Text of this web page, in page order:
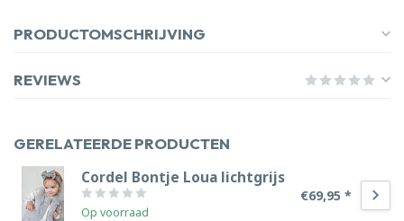
PRODUCTOMSCHRIJVING
REVIEWS
GERELATEERDE PRODUCTEN
Cordel Bontje Loua lichtgrijs
Op voorraad
€69,95 *